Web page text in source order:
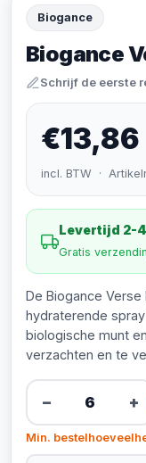
Biogance
Biogance
Schrijf de eerste
€13,86
incl. BTW ·
Levertijd 2-
Gratis
De Biogance
hydraterende
biologische munt
verzachten en te
− +
Min.